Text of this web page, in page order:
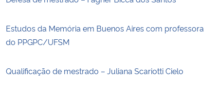
Estudos da Memória em Buenos Aires com professora
do PPGPC/UFSM
Qualificação de mestrado – Juliana Scariotti Cielo